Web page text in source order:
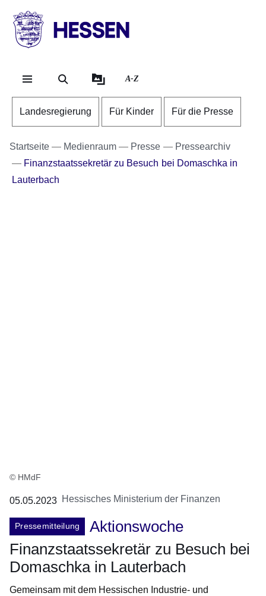
HESSEN
Landesregierung
A-Z
Landesregierung Für Kinder Für die Presse
Startseite Medienraum Presse
Pressearchiv
Finanzstaatssekretär zu Besuch bei Domaschka in
Lauterbach
© HMdF
05.05.2023 Hessisches Ministerium der Finanzen
Pressemitteilung
Aktionswoche
Finanzstaatssekretär zu Besuch bei
Domaschka in Lauterbach
Gemeinsam mit dem Hessischen Industrie- und